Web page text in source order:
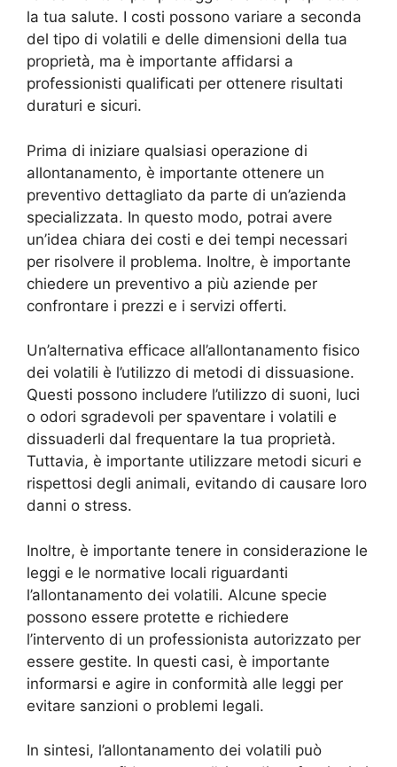
la tua salute. I costi possono variare a seconda
del tipo di volatili e delle dimensioni della tua
proprietà, ma è importante affidarsi a
professionisti qualificati per ottenere risultati
duraturi e sicuri.
Prima di iniziare qualsiasi operazione di
allontanamento, è importante ottenere un
preventivo dettagliato da parte di un’azienda
specializzata. In questo modo, potrai avere
un’idea chiara dei costi e dei tempi necessari
per risolvere il problema. Inoltre, è importante
chiedere un preventivo a più aziende per
confrontare i prezzi e i servizi offerti.
Un’alternativa efficace all’allontanamento fisico
dei volatili è l’utilizzo di metodi di dissuasione.
Questi possono includere l’utilizzo di suoni, luci
o odori sgradevoli per spaventare i volatili e
dissuaderli dal frequentare la tua proprietà.
Tuttavia, è importante utilizzare metodi sicuri e
rispettosi degli animali, evitando di causare loro
danni o stress.
Inoltre, è importante tenere in considerazione le
leggi e le normative locali riguardanti
l’allontanamento dei volatili. Alcune specie
possono essere protette e richiedere
l’intervento di un professionista autorizzato per
essere gestite. In questi casi, è importante
informarsi e agire in conformità alle leggi per
evitare sanzioni o problemi legali.
In sintesi, l’allontanamento dei volatili può